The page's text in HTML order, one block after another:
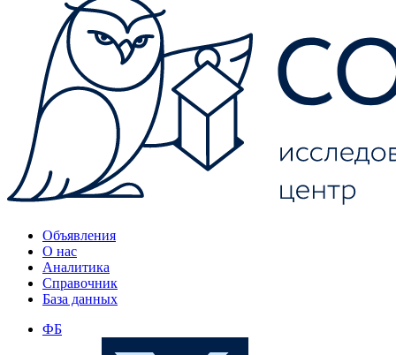
Объявления
О нас
Аналитика
Справочник
База данных
ФБ